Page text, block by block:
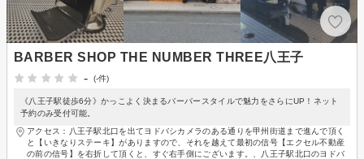
BARBER SHOP THE NUMBER THREE八王子
-
(-件)
《八王子駅徒歩6分》かっこよく決まるバーバースタイルで魅力をさらにUP！ネット
予約のみ受付可能。
アクセス：八王子駅北口を出てヨドバシカメラのある通りを甲州街道まで進んで頂く
と【いきなりステーキ】がありますので、それを越えて最初の信号【エクセル不動産
の前の信号】を右折して頂くと、すぐ右手側にございます。、八王子駅北口のヨドバ